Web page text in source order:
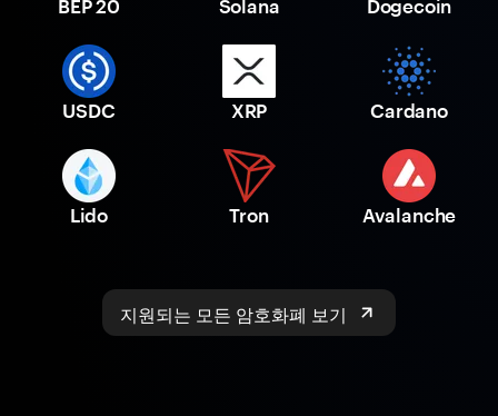
BEP 20 Solana Dogecoin
USDC XRP Cardano
Lido Tron Avalanche
지원되는 모든 암호화폐 보기